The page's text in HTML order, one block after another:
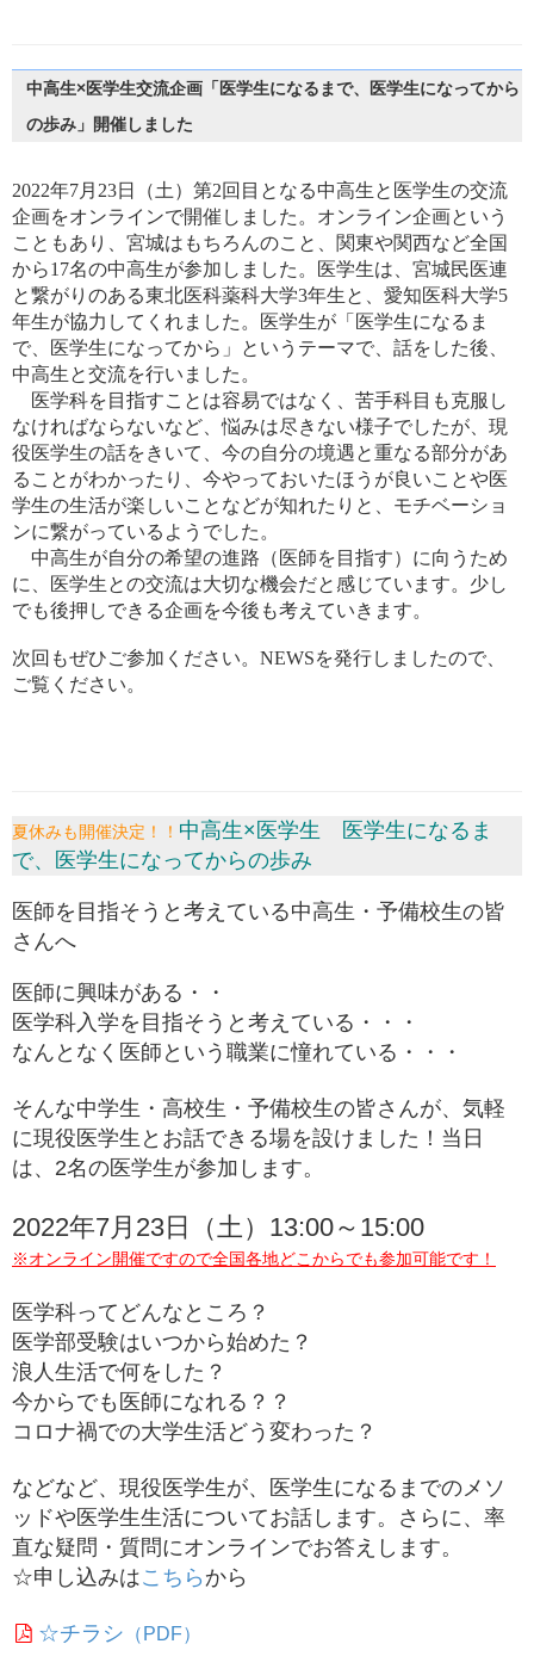
中高生×医学生交流企画「医学生になるまで、医学生になってから
の歩み」開催しました
2022年7月 23日（土）第2回目となる中高生と医学生の交流
企画をオンラインで開催しました。オンライン企画という
こともあり、宮城はもちろんのこと、関東や関西など全国
から17名の中高生が参加しました。医学生は、宮城民医連
と繋がりのある東北医科薬科大学3年生と、愛知医科大学5
年生が協力してくれました。医学生が「医学生になるま
で、医学生になってから」というテーマで、話をした後、
中高生と交流を行いました。
医学科を目指すことは容易ではなく、苦手科目も克服し
なければならないなど、悩みは尽きない様子でしたが、現
役医学生の話をきいて、今の自分の境遇と重なる部分があ
ることがわかったり、今やっておいたほうが良いことや医
学生の生活が楽しいことなどが知れたりと、モチベーショ
ンに繋がっているようでした。
中高生が自分の希望の進路（医師を目指す）に向うため
に、医学生との交流は大切な機会だと感じています。少し
でも後押しできる企画を今後も考えていきます。
次回もぜひご参加ください。NEWSを発行しましたので、
ご覧ください。
夏休みも開催決定！！ 中高生×医学生 医学生になるま
で、医学生になってからの歩み
医師を目指そうと考えている中高生・予備校生の皆
さんへ
医師に興味がある・・
医学科入学を目指そうと考えている・・・
なんとなく医師という職業に憧れている・・・
そんな中学生・高校生・予備校生の皆さんが、気軽
に現役医学生とお話できる場を設けました！当日
は、2名の医学生が参加します。
2022年7月23日（土）13:00～15:00
※オンライン開催ですので全国各地どこからでも参加可能です！
医学科ってどんなところ？
医学部受験はいつから始めた？
浪人生活で何をした？
今からでも医師になれる？？
コロナ禍での大学生活どう変わった？
などなど、現役医学生が、医学生になるまでのメソ
ッドや医学生生活についてお話します。さらに、率
直な疑問・質問にオンラインでお答えします。
☆申し込みはこちら から
☆チラシ